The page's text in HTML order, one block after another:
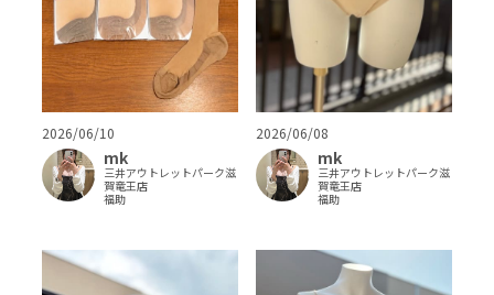
2026/06/10
mk
三井アウトレットパーク滋
賀竜王店
福助
2026/06/08
mk
三井アウトレットパーク滋
賀竜王店
福助